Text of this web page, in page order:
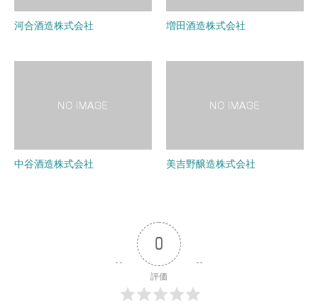
河合酒造株式会社 増田酒造株式会社
中谷酒造株式会社 美吉野醸造株式会社
0
評価